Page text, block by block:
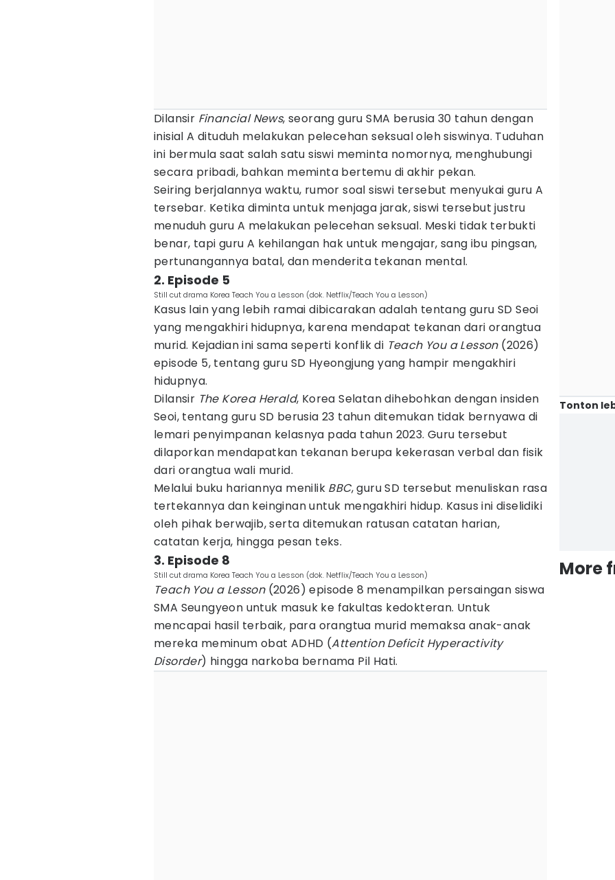
Dilansir Financial News, seorang guru SMA berusia 30 tahun dengan
inisial A dituduh melakukan pelecehan seksual oleh siswinya. Tuduhan
ini bermula saat salah satu siswi meminta nomornya, menghubungi
secara pribadi, bahkan meminta bertemu di akhir pekan.
Seiring berjalannya waktu, rumor soal siswi tersebut menyukai guru A
tersebar. Ketika diminta untuk menjaga jarak, siswi tersebut justru
menuduh guru A melakukan pelecehan seksual. Meski tidak terbukti
benar, tapi guru A kehilangan hak untuk mengajar, sang ibu pingsan,
pertunangannya batal, dan menderita tekanan mental.
2. Episode 5
Still cut drama Korea Teach You a Lesson (dok. Netflix/Teach You a Lesson)
Kasus lain yang lebih ramai dibicarakan adalah tentang guru SD Seoi
yang mengakhiri hidupnya, karena mendapat tekanan dari orangtua
murid. Kejadian ini sama seperti konflik di Teach You a Lesson (2026)
episode 5, tentang guru SD Hyeongjung yang hampir mengakhiri
hidupnya.
Dilansir The Korea Herald, Korea Selatan dihebohkan dengan insiden
Seoi, tentang guru SD berusia 23 tahun ditemukan tidak bernyawa di
lemari penyimpanan kelasnya pada tahun 2023. Guru tersebut
dilaporkan mendapatkan tekanan berupa kekerasan verbal dan fisik
dari orangtua wali murid.
Melalui buku hariannya menilik BBC, guru SD tersebut menuliskan rasa
tertekannya dan keinginan untuk mengakhiri hidup. Kasus ini diselidiki
oleh pihak berwajib, serta ditemukan ratusan catatan harian,
catatan kerja, hingga pesan teks.
3. Episode 8
Still cut drama Korea Teach You a Lesson (dok. Netflix/Teach You a Lesson)
Teach You a Lesson (2026) episode 8 menampilkan persaingan siswa
SMA Seungyeon untuk masuk ke fakultas kedokteran. Untuk
mencapai hasil terbaik, para orangtua murid memaksa anak-anak
mereka meminum obat ADHD (Attention Deficit Hyperactivity
Disorder) hingga narkoba bernama Pil Hati.
Tonton
More